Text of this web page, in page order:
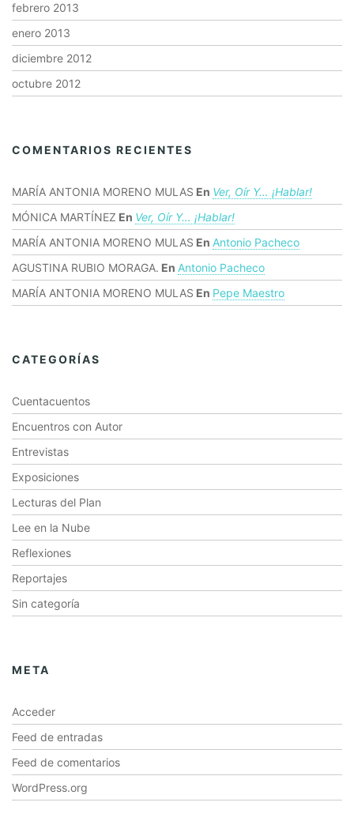
febrero 2013
enero 2013
diciembre 2012
octubre 2012
COMENTARIOS RECIENTES
MARÍA ANTONIA MORENO MULAS En Ver, Oír Y… ¡hablar!
MÓNICA MARTÍNEZ En Ver, Oír Y… ¡hablar!
MARÍA ANTONIA MORENO MULAS En Antonio Pacheco
AGUSTINA RUBIO MORAGA. En Antonio Pacheco
MARÍA ANTONIA MORENO MULAS En Pepe Maestro
CATEGORÍAS
Cuentacuentos
Encuentros con Autor
Entrevistas
Exposiciones
Lecturas del Plan
Lee en la Nube
Reflexiones
Reportajes
Sin categoría
META
Acceder
Feed de entradas
Feed de comentarios
WordPress.org